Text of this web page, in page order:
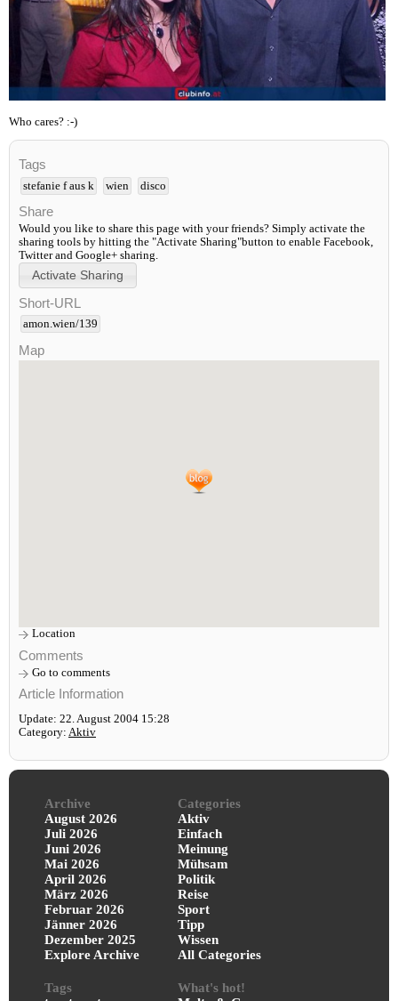
Who cares? :-)
Tags
stefanie f aus k wien disco
Share
Would you like to share this page with your friends? Simply activate the
sharing tools by hitting the "Activate Sharing"button to enable Facebook,
Twitter and Google+ sharing.
Short-URL
amon.wien/139
Map
Location
Comments
Go to comments
Article Information
Update: 22. August 2004 15:28
Category: Aktiv
Archive
August 2026
Juli 2026
Juni 2026
Mai 2026
April 2026
März 2026
Februar 2026
Jänner 2026
Dezember 2025
Explore Archive
Categories
Aktiv
Einfach
Meinung
Mühsam
Politik
Reise
Sport
Tipp
Wissen
All Categories
Tags
What's hot!